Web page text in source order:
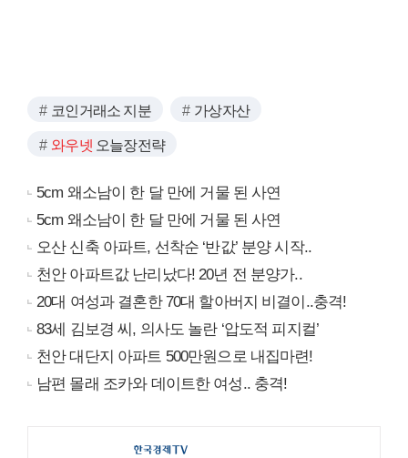
코인거래소 지분 가상자산
와우넷 오늘장전략
5cm 왜소남이 한 달 만에 거물 된 사연
5cm 왜소남이 한 달 만에 거물 된 사연
오산 신축 아파트, 선착순 ‘반값’ 분양 시작..
천안 아파트값 난리났다! 20년 전 분양가..
20대 여성과 결혼한 70대 할아버지 비결이..충격!
83세 김보경 씨, 의사도 놀란 ‘압도적 피지컬’
천안 대단지 아파트 500만원으로 내집마련!
남편 몰래 조카와 데이트한 여성.. 충격!